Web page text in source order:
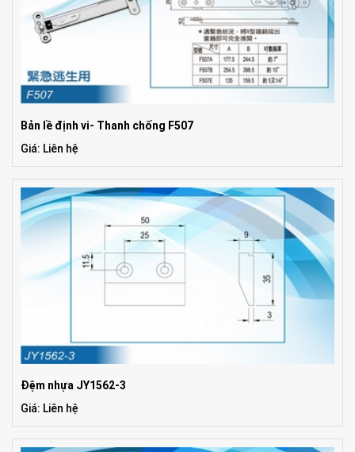
Bản lề định vi- Thanh chống F507
Giá: Liên hệ
Đệm nhựa JY1562-3
Giá: Liên hệ